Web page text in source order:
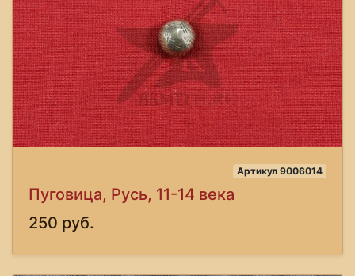
Артикул 9006014
Пуговица, Русь, 11-14 века
250 руб.